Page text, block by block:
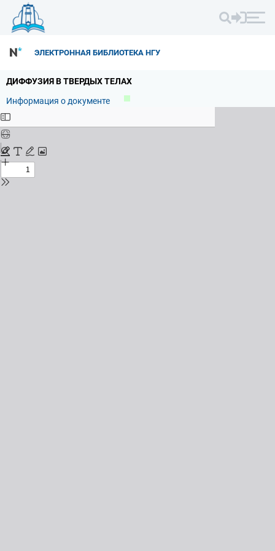
ЭЛЕКТРОННАЯ БИБЛИОТЕКА НГУ
ДИФФУЗИЯ В ТВЕРДЫХ ТЕЛАХ
Информация о документе